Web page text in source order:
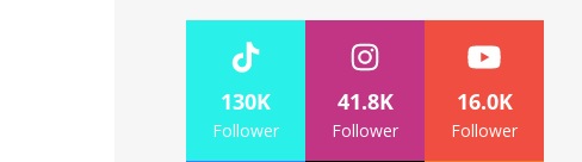
130K
Follower
41.8K
Follower
16.0K
Follower